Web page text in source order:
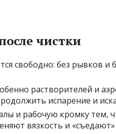
чистки
свободно: без рывков и
растворителей и
испарение и
и рабочую кромку тем,
вязкость и «съедают»